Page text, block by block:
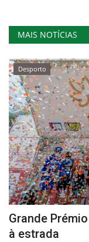
MAIS NOTÍCIAS
Desporto
Grande
à estrada